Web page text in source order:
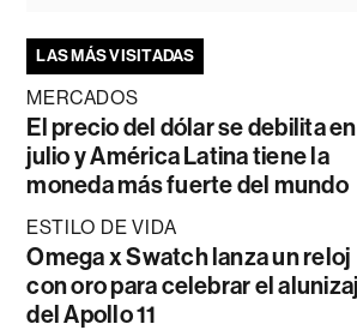
LAS MÁS VISITADAS
MERCADOS
El precio del dólar se debilita en
julio y América Latina tiene la
moneda más fuerte del mundo
ESTILO DE VIDA
Omega x Swatch lanza un reloj
con oro para celebrar el
del Apollo 11